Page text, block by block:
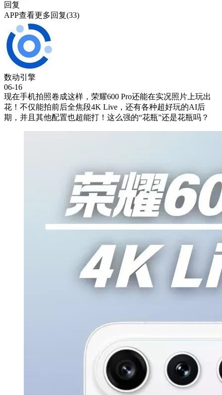
回复
APP查看更多回复(33)
数动引擎
06-16
现在手机拍照卷成这样，荣耀600 Pro还能在实况照片上玩出
花！不仅能拍前后全焦段4K Live，还有各种超好玩的AI后
期，并且其他配置也超能打！这么强的“花瓶”还是花瓶吗？